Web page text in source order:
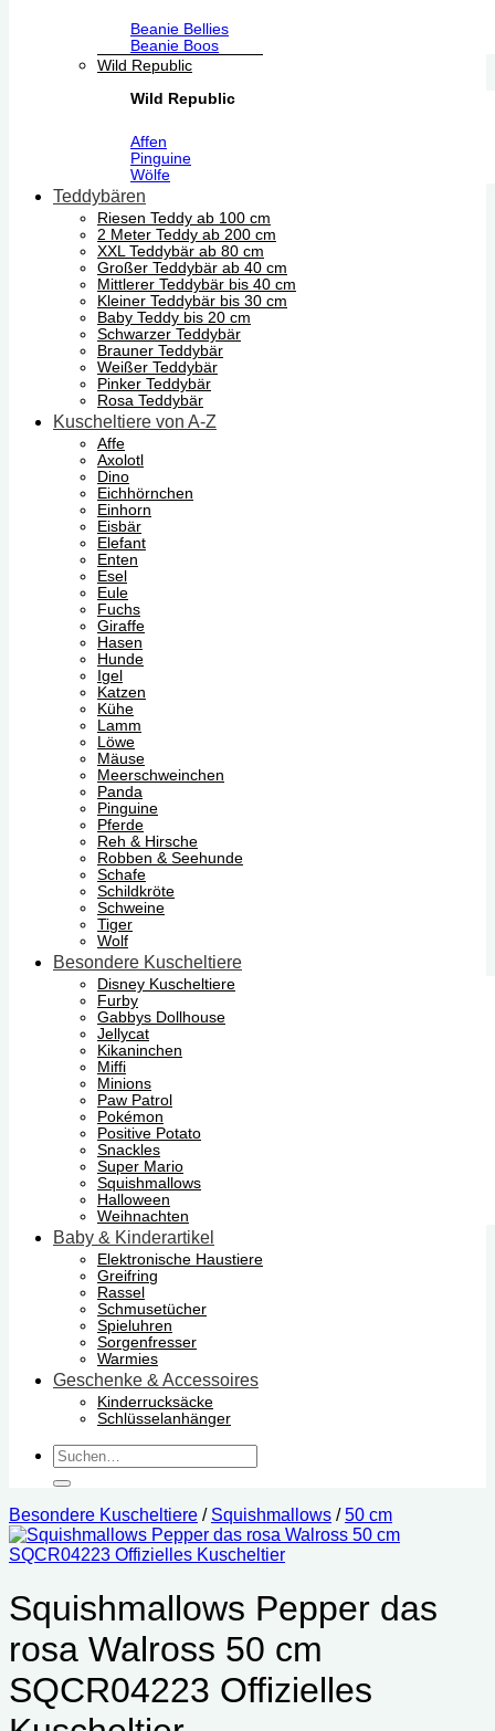
Beanie Bellies
Beanie Boos
Wild Republic
Wild Republic
Affen
Pinguine
Wölfe
Teddybären
Riesen Teddy ab 100 cm
2 Meter Teddy ab 200 cm
XXL Teddybär ab 80 cm
Großer Teddybär ab 40 cm
Mittlerer Teddybär bis 40 cm
Kleiner Teddybär bis 30 cm
Baby Teddy bis 20 cm
Schwarzer Teddybär
Brauner Teddybär
Weißer Teddybär
Pinker Teddybär
Rosa Teddybär
Kuscheltiere von A-Z
Affe
Axolotl
Dino
Eichhörnchen
Einhorn
Eisbär
Elefant
Enten
Esel
Eule
Fuchs
Giraffe
Hasen
Hunde
Igel
Katzen
Kühe
Lamm
Löwe
Mäuse
Meerschweinchen
Panda
Pinguine
Pferde
Reh & Hirsche
Robben & Seehunde
Schafe
Schildkröte
Schweine
Tiger
Wolf
Besondere Kuscheltiere
Disney Kuscheltiere
Furby
Gabbys Dollhouse
Jellycat
Kikaninchen
Miffi
Minions
Paw Patrol
Pokémon
Positive Potato
Snackles
Super Mario
Squishmallows
Halloween
Weihnachten
Baby & Kinderartikel
Elektronische Haustiere
Greifring
Rassel
Schmusetücher
Spieluhren
Sorgenfresser
Warmies
Geschenke & Accessoires
Kinderrucksäcke
Schlüsselanhänger
Suchen
nach:
Besondere Kuscheltiere / Squishmallows / 50 cm
Squishmallows Pepper das
rosa Walross 50 cm
SQCR04223 Offizielles